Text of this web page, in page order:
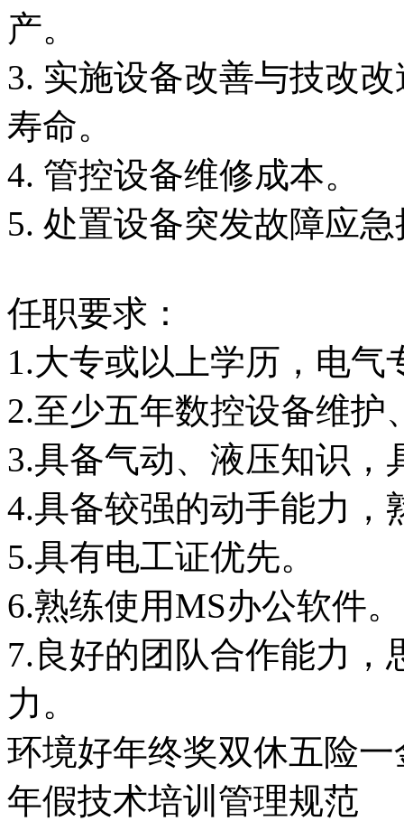
产。
3. 实施设备改善与技改
寿命。
4. 管控设备维修成本。
5. 处置设备突发故障应
任职要求：
1.大专或以上学历，电气
2.至少五年数控设备维护
3.具备气动、液压知识，
4.具备较强的动手能力，
5.具有电工证优先。
6.熟练使用MS办公软件。
7.良好的团队合作能力
力。
环境好年终奖双休五险一
年假技术培训 管理规范